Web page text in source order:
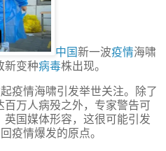
中国新一波疫情海啸
新变种病毒株出现。
疫情海啸引发举世关注。除了
万人病殁之外，专家警告可
英国媒体形容，这很可能引发
疫情爆发的原点。